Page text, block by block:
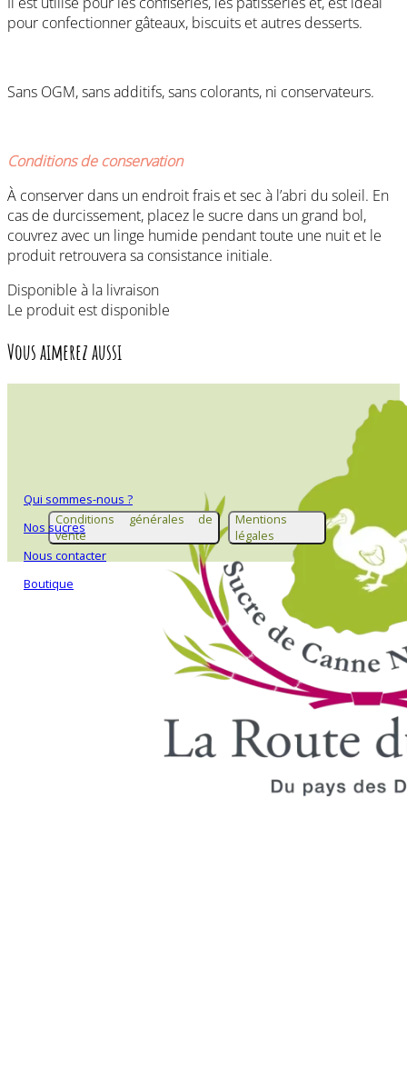
pour confectionner gâteaux, biscuits et autres desserts.
Sans OGM, sans additifs, sans colorants, ni conservateurs.
Conditions de conservation
À conserver dans un endroit frais et sec à l’abri du soleil. En
cas de durcissement, placez le sucre dans un grand bol,
couvrez avec un linge humide pendant toute une nuit et le
produit retrouvera sa consistance initiale.
Disponible à la livraison
Le produit est disponible
Vous aimerez aussi
Qui sommes-nous ?
Nos sucres
Nous contacter
Boutique
Conditions générales de
vente
Mentions
légales